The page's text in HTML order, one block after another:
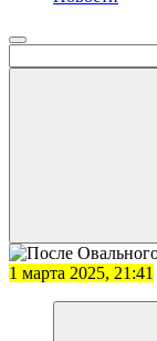
1 марта 2025, 21:41